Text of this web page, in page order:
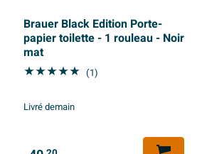
Brauer Black Edition Porte-
papier toilette - 1 rouleau - Noir
mat
(1)
Livré demain